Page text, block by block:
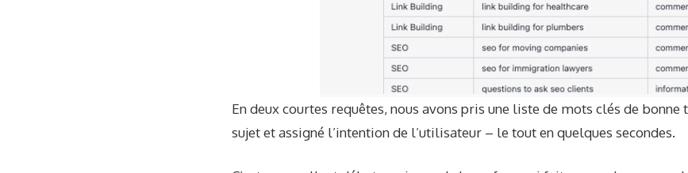
En deux courtes requêtes, nous avons pris une liste de mots clés de
sujet et assigné l’intention de l’utilisateur – le tout en quelques secondes.